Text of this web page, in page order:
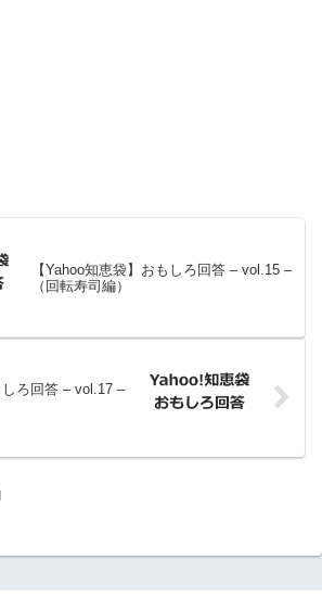
【Yahoo知恵袋】おもしろ回答 – vol.15 –
（回転寿司編）
しろ回答 – vol.17 –